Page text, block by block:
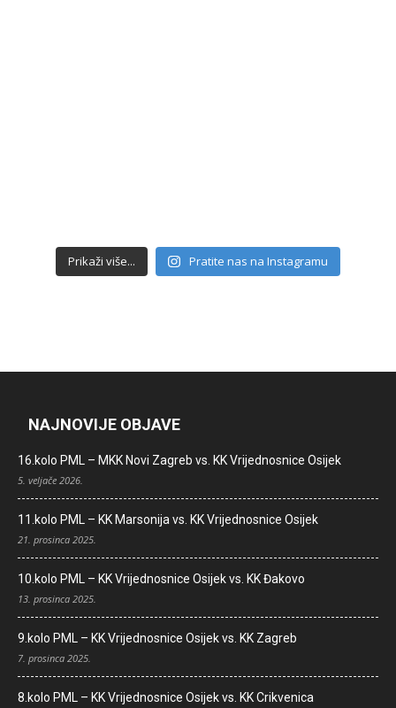
Prikaži više... Pratite nas na Instagramu
NAJNOVIJE OBJAVE
16.kolo PML – MKK Novi Zagreb vs. KK Vrijednosnice Osijek
5. veljače 2026.
11.kolo PML – KK Marsonija vs. KK Vrijednosnice Osijek
21. prosinca 2025.
10.kolo PML – KK Vrijednosnice Osijek vs. KK Đakovo
13. prosinca 2025.
9.kolo PML – KK Vrijednosnice Osijek vs. KK Zagreb
7. prosinca 2025.
8.kolo PML – KK Vrijednosnice Osijek vs. KK Crikvenica